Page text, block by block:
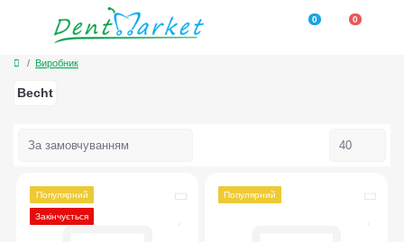
0 0
Виробник
Becht
Популярний
Закінчується
Популярний